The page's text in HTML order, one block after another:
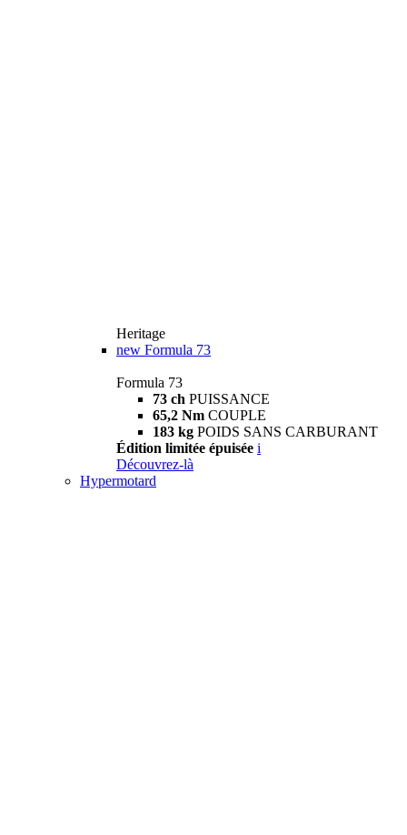
Heritage
new Formula 73
Formula 73
73 ch PUISSANCE
65,2 Nm COUPLE
183 kg POIDS SANS CARBURANT
Édition limitée épuisée i
Découvrez-là
Hypermotard